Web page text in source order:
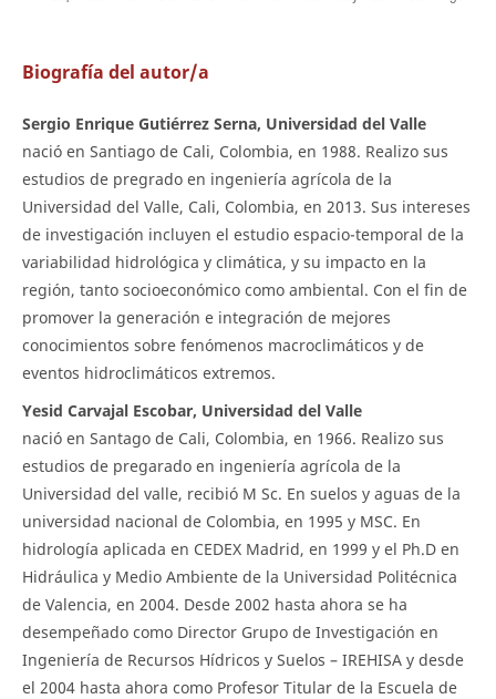
Biografía del autor/a
Sergio Enrique Gutiérrez Serna, Universidad del Valle
nació en Santiago de Cali, Colombia, en 1988. Realizo sus
estudios de pregrado en ingeniería agrícola de la
Universidad del Valle, Cali, Colombia, en 2013. Sus intereses
de investigación incluyen el estudio espacio-temporal de la
variabilidad hidrológica y climática, y su impacto en la
región, tanto socioeconómico como ambiental. Con el fin de
promover la generación e integración de mejores
conocimientos sobre fenómenos macroclimáticos y de
eventos hidroclimáticos extremos.
Yesid Carvajal Escobar, Universidad del Valle
nació en Santago de Cali, Colombia, en 1966. Realizo sus
estudios de pregarado en ingeniería agrícola de la
Universidad del valle, recibió M Sc. En suelos y aguas de la
universidad nacional de Colombia, en 1995 y MSC. En
hidrología aplicada en CEDEX Madrid, en 1999 y el Ph.D en
Hidráulica y Medio Ambiente de la Universidad Politécnica
de Valencia, en 2004. Desde 2002 hasta ahora se ha
desempeñado como Director Grupo de Investigación en
Ingeniería de Recursos Hídricos y Suelos – IREHISA y desde
el 2004 hasta ahora como Profesor Titular de la Escuela de